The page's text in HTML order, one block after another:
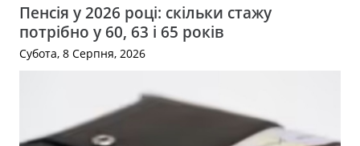
Пенсія у 2026 році: скільки стажу
потрібно у 60, 63 і 65 років
Субота, 8 Серпня, 2026